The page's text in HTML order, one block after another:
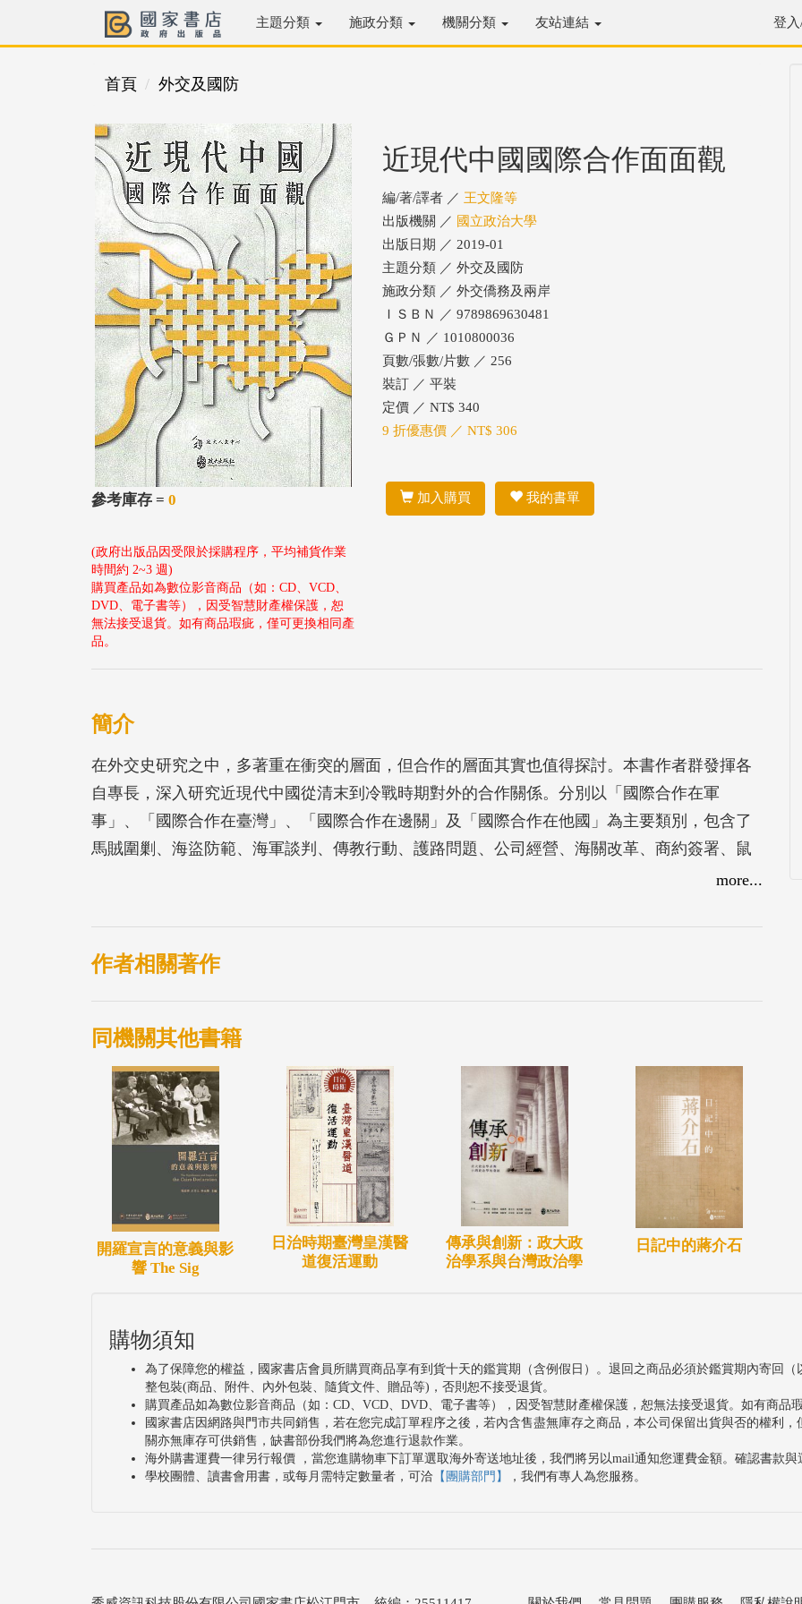
主題分類 施政分類 機關分類 友站連結 登
首頁 外交及國防
參考庫存 = 0
(政府出版品因受限於採購程序，平均補貨作業
時間約 2~3 週)
購買產品如為數位影音商品（如：CD、VCD、
DVD、電子書等），因受智慧財產權保護，恕
無法接受退貨。如有商品瑕疵，僅可更換相同產
品。
近現代中國國際合作面面觀
編/著/譯者 ／ 王文隆等
出版機關 ／ 國立政治大學
出版日期 ／ 2019-01
主題分類 ／ 外交及國防
施政分類 ／ 外交僑務及兩岸
ＩＳＢＮ ／ 9789869630481
ＧＰＮ ／ 1010800036
頁數/張數/片數 ／ 256
裝訂 ／ 平裝
定價 ／ NT$ 340
9 折優惠價 ／ NT$ 306
加入購買 我的書單
簡介
在外交史研究之中，多著重在衝突的層面，但合作的層面其實也值得探討。本書作者群發揮各
自專長，深入研究近現代中國從清末到冷戰時期對外的合作關係。分別以「國際合作在軍
事」、「國際合作在臺灣」、「國際合作在邊關」及「國際合作在他國」為主要類別，包含了
馬賊圍剿、海盜防範、海軍談判、傳教行動、護路問題、公司經營、海關改革、商約簽署、鼠
疫防治等議題。這其中必然會遭遇不如人意之事，但從本書各篇研究可看到，交涉人員都致力
策富有彈性與活力的一面。
more...
作者相關著作
同機關其他書籍
開羅宣言的意義與影
響 The Sig
日治時期臺灣皇漢醫
道復活運動
傳承與創新：政大政
治學系與台灣政治學
日記中的蔣介石
購物須知
為了保障您的權益，國家書店會員所購買商品享有到貨十天的鑑賞期（含例假日）。退回之商品必須於鑑賞期內寄回
整包裝(商品、附件、內外包裝、隨貨文件、贈品等)，否則恕不接受退貨。
購買產品如為數位影音商品（如：CD、VCD、DVD、電子書等），因受智慧財產權保護，恕無法接受退貨。如有商品
國家書店因網路與門市共同銷售，若在您完成訂單程序之後，若內含售盡無庫存之商品，本公司保留出貨與否的權利
關亦無庫存可供銷售，缺書部份我們將為您進行退款作業。
海外購書運費一律另行報價 ，當您進購物車下訂單選取海外寄送地址後，我們將另以mail通知您運費金額。確認書款
學校團體、讀書會用書，或每月需特定數量者，可洽 【團購部門】 ，我們有專人為您服務。